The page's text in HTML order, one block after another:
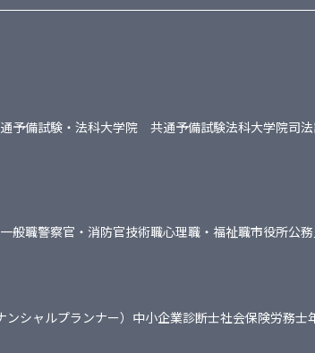
予備試験・法科大学院 共通予備試験法科大学院司
般職警察官・消防官技術職心理職・福祉職市役所公
ンシャルプランナー） 中小企業診断士社会保険労務士